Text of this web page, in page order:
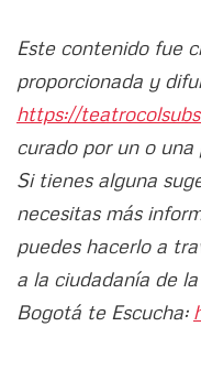
Este contenido fue
proporcionada y
https://
curado por un o
Si tienes alguna
necesitas más
puedes hacerlo a
a la ciudadanía de
Bogotá te Escucha: